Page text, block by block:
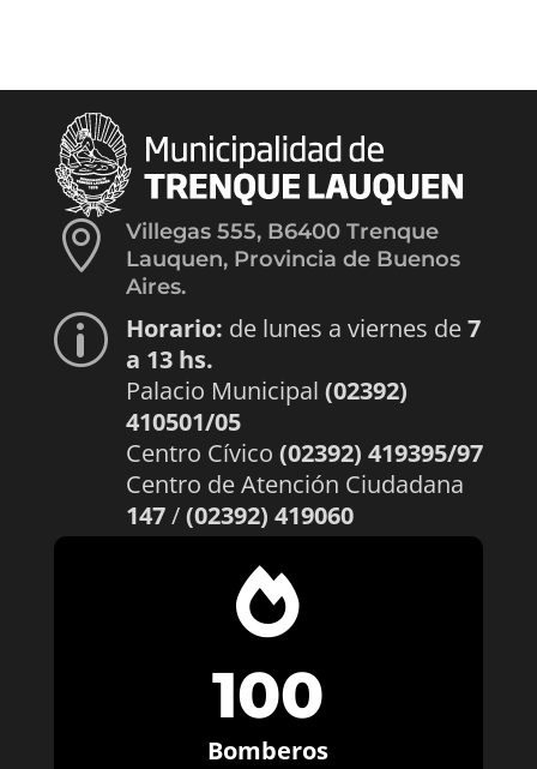

Villegas 555, B6400 Trenque
Lauquen, Provincia de Buenos
Aires.
p Horario: de lunes a viernes de7
a 13 hs.
Palacio Municipal (02392)
410501/05
Centro Cívico (02392) 419395/97
Centro de Atención Ciudadana
147/(02392) 419060

100
Bomberos